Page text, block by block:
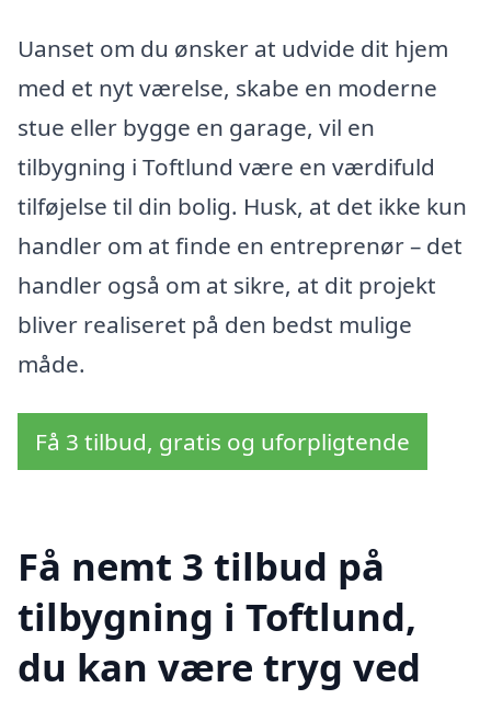
Uanset om du ønsker at udvide dit hjem
med et nyt værelse, skabe en moderne
stue eller bygge en garage, vil en
tilbygning i Toftlund være en værdifuld
tilføjelse til din bolig. Husk, at det ikke kun
handler om at finde en entreprenør – det
handler også om at sikre, at dit projekt
bliver realiseret på den bedst mulige
måde.
Få 3 tilbud, gratis og uforpligtende
Få nemt 3 tilbud på
tilbygning i Toftlund,
du kan være tryg ved